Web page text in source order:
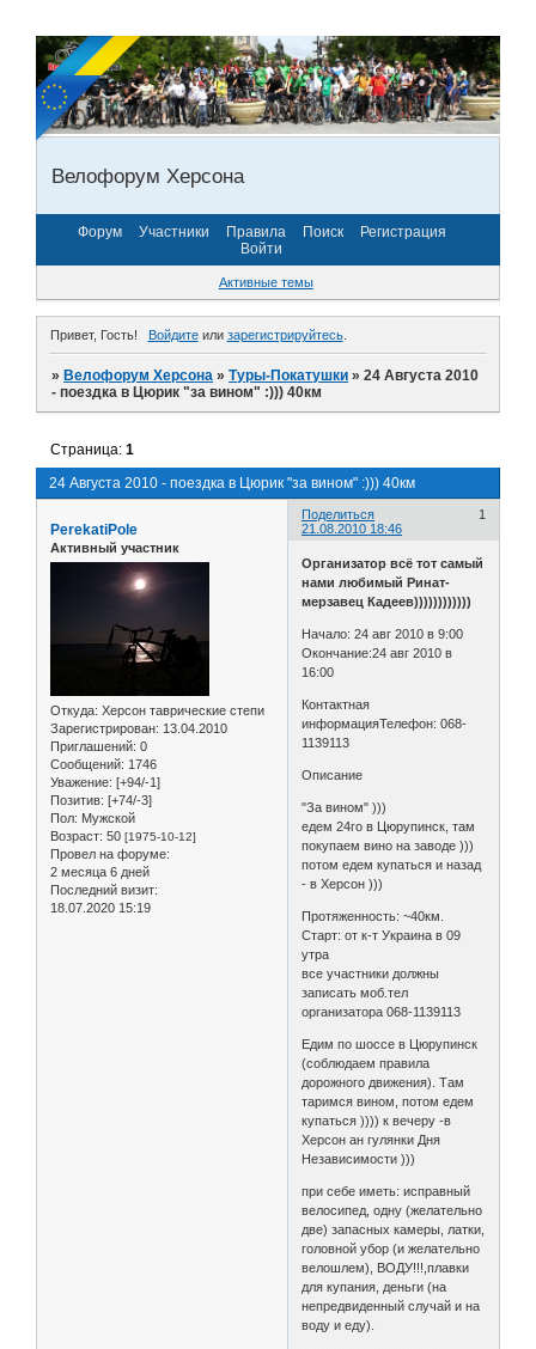
Велофорум Херсона
Форум Участники Правила Поиск
Регистрация
Войти
Активные темы
Привет, Гость! Войдитеили зарегистрируйтесь.
»Велофорум Херсона »Туры-Покатушки »24 Августа 2010
- поездка в Цюрик "за вином" :))) 40км
24 Августа 2010 - поездка в Цюрик "за вином" :))) 40км
Страница:1
Поделиться
1
21.08.2010 18:46
PerekatiPole
Активный участник
Откуда: Херсон таврические степи
Зарегистрирован: 13.04.2010
Приглашений: 0
Сообщений: 1746
Уважение: [+94/-1]
Позитив: [+74/-3]
Пол: Мужской
Возраст: 50 [1975-10-12]
Провел на форуме:
2 месяца 6 дней
Последний визит:
18.07.2020 15:19
Организатор всё тот самый
нами любимый Ринат-
мерзавец Кадеев))))))))))))
Начало: 24 авг 2010 в 9:00
Окончание:24 авг 2010 в
16:00
Контактная
информацияТелефон: 068-
1139113
Описание
"За вином" )))
едем 24го в Цюрупинск, там
покупаем вино на заводе )))
потом едем купаться и назад
- в Херсон )))
Протяженность: ~40км.
Старт: от к-т Украина в 09
утра
все участники должны
записать моб.тел
организатора 068-1139113
Едим по шоссе в Цюрупинск
(соблюдаем правила
дорожного движения). Там
таримся вином, потом едем
купаться )))) к вечеру -в
Херсон ан гулянки Дня
Независимости )))
при себе иметь: исправный
велосипед, одну (желательно
две) запасных камеры, латки,
головной убор (и желательно
велошлем), ВОДУ!!!,плавки
для купания, деньги (на
непредвиденный случай и на
воду и еду).